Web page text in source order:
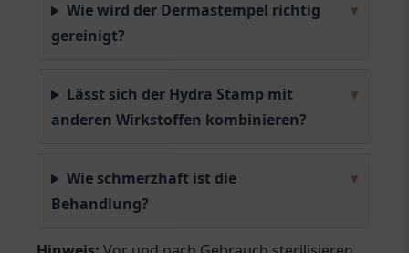
▾
Wie wird der Dermastempel richtig
gereinigt?
▾
Lässt sich der Hydra Stamp mit
anderen Wirkstoffen kombinieren?
▾
Wie schmerzhaft ist die
Behandlung?